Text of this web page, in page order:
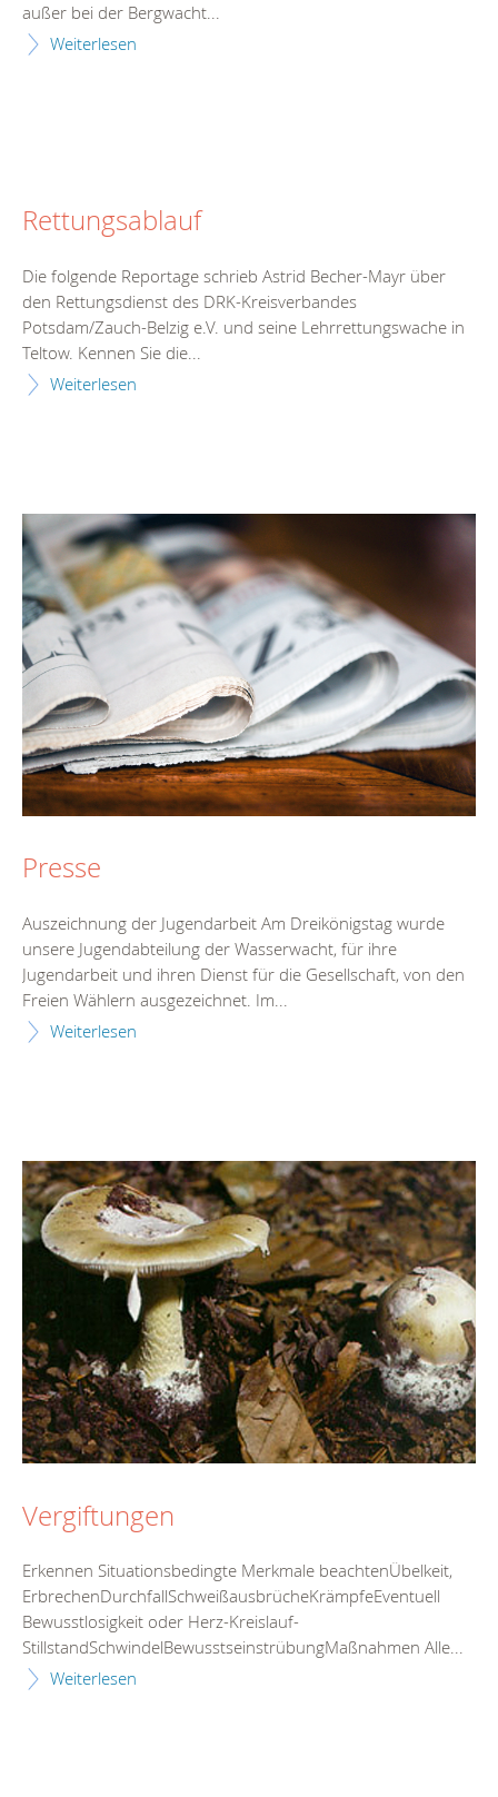
außer bei der Bergwacht...
Weiterlesen
Rettungsablauf
Die folgende Reportage schrieb Astrid Becher-Mayr über
den Rettungsdienst des DRK-Kreisverbandes
Potsdam/Zauch-Belzig e.V. und seine Lehrrettungswache in
Teltow. Kennen Sie die...
Weiterlesen
Presse
Auszeichnung der Jugendarbeit Am Dreikönigstag wurde
unsere Jugendabteilung der Wasserwacht, für ihre
Jugendarbeit und ihren Dienst für die Gesellschaft, von den
Freien Wählern ausgezeichnet. Im...
Weiterlesen
Vergiftungen
Erkennen Situationsbedingte Merkmale beachtenÜbelkeit,
ErbrechenDurchfallSchweißausbrücheKrämpfeEventuell
Bewusstlosigkeit oder Herz-Kreislauf-
StillstandSchwindelBewusstseinstrübungMaßnahmen Alle...
Weiterlesen